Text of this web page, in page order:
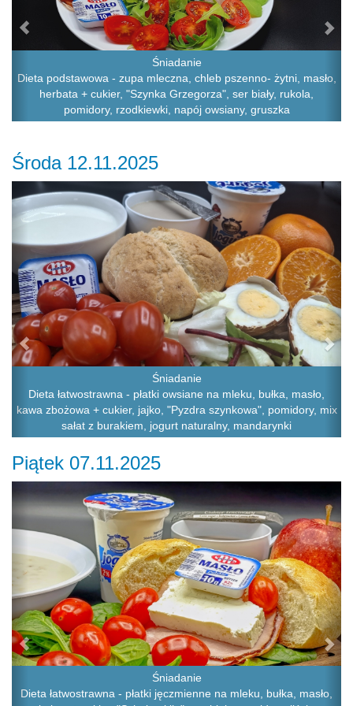
Śniadanie
Dieta podstawowa - zupa mleczna, chleb pszenno- żytni, masło,
herbata + cukier, "Szynka Grzegorza", ser biały, rukola,
pomidory, rzodkiewki, napój owsiany, gruszka
Środa 12.11.2025
Śniadanie
Dieta łatwostrawna - płatki owsiane na mleku, bułka, masło,
kawa zbożowa + cukier, jajko, "Pyzdra szynkowa", pomidory, mix
sałat z burakiem, jogurt naturalny, mandarynki
Previous
Piątek 07.11.2025
Śniadanie
Dieta łatwostrawna - płatki jęczmienne na mleku, bułka, masło,
Previous